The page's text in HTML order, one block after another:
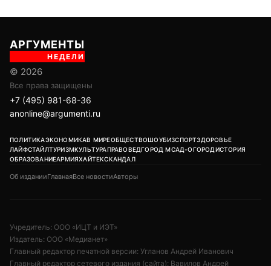
АРГУМЕНТЫ
НЕДЕЛИ
© 2026
Все права защищены
+7 (495) 981-68-36
anonline@argumenti.ru
ПОЛИТИКАЭКОНОМИКАВ МИРЕОБЩЕСТВОШОУБИЗСПОРТЗДОРОВЬЕ
ЛАЙФСТАЙЛТУРИЗМКУЛЬТУРАПРАВОВЕДГОРОД МСАД-ОГОРОДИСТОРИЯ
ОБРАЗОВАНИЕАРМИЯХАЙТЕКСКАНДАЛ
Об изданииГлавнаяВсе новостиАвторы
Учредитель: ООО «ИЦТ и ИЭТ»
Издатель: ООО «Медианет»
Главный редактор печатной версии: Угланов Андрей Иванович
Главный редактор сетевого издания (сайта): Вавилов Андрей